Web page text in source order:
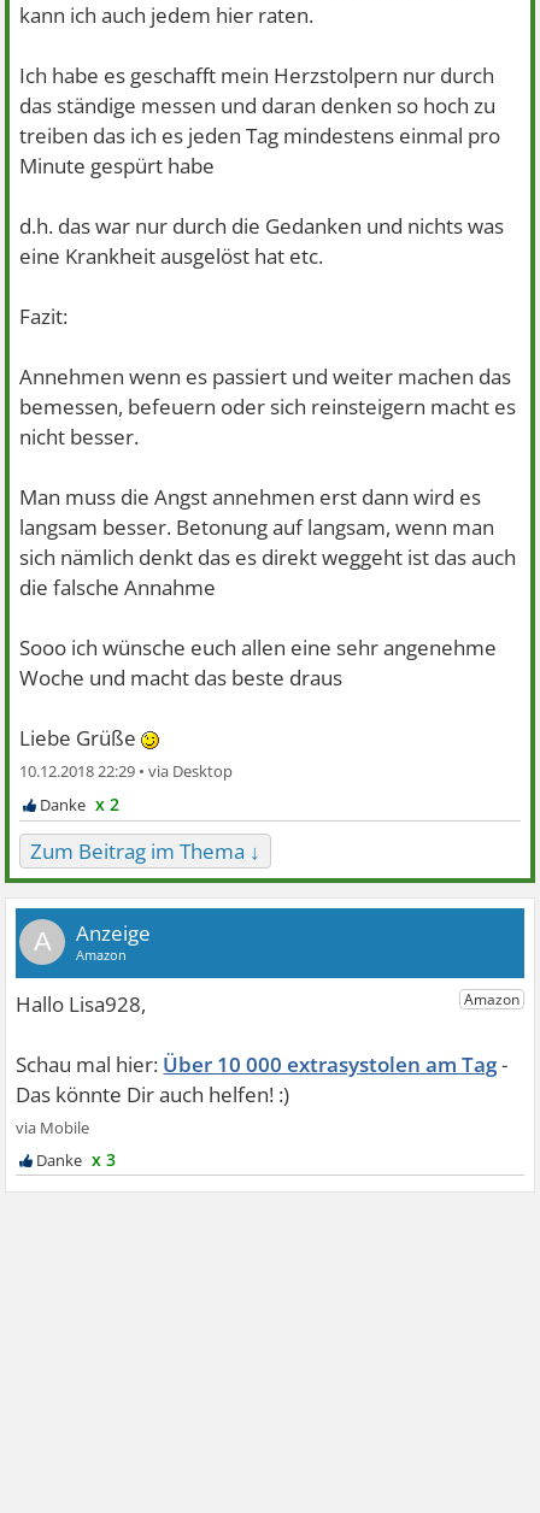
kann ich auch jedem hier raten.
Ich habe es geschafft mein Herzstolpern nur durch
das ständige messen und daran denken so hoch zu
treiben das ich es jeden Tag mindestens einmal pro
Minute gespürt habe
d.h. das war nur durch die Gedanken und nichts was
eine Krankheit ausgelöst hat etc.
Fazit:
Annehmen wenn es passiert und weiter machen das
bemessen, befeuern oder sich reinsteigern macht es
nicht besser.
Man muss die Angst annehmen erst dann wird es
langsam besser. Betonung auf langsam, wenn man
sich nämlich denkt das es direkt weggeht ist das auch
die falsche Annahme
Sooo ich wünsche euch allen eine sehr angenehme
Woche und macht das beste draus
Liebe Grüße
10.12.2018 22:29 •
x 2
Zum Beitrag im Thema ↓
A
Über 10 000 extrasystolen am Tag
x 3